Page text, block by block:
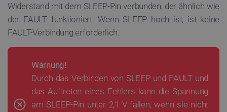
Widerstand mit dem SLEEP-Pin verbunden, der ähnlich wie
der FAULT funktioniert. Wenn SLEEP hoch ist, ist keine
FAULT-Verbindung erforderlich.
Warnung!
Durch das Verbinden von SLEEP und FAULT und
das Auftreten eines Fehlers kann die Spannung
am SLEEP-Pin unter 2,1 V fallen, wenn sie nicht
PrestaShop-[abcdef0123456789]{32} .botland.de